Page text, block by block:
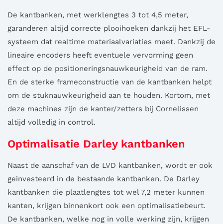
De kantbanken, met werklengtes 3 tot 4,5 meter,
garanderen altijd correcte plooihoeken dankzij het EFL-
systeem dat realtime materiaalvariaties meet. Dankzij de
lineaire encoders heeft eventuele vervorming geen
effect op de positioneringsnauwkeurigheid van de ram.
En de sterke frameconstructie van de kantbanken helpt
om de stuknauwkeurigheid aan te houden. Kortom, met
deze machines zijn de kanter/zetters bij Cornelissen
altijd volledig in control.
Optimalisatie Darley kantbanken
Naast de aanschaf van de LVD kantbanken, wordt er ook
geinvesteerd in de bestaande kantbanken. De Darley
kantbanken die plaatlengtes tot wel 7,2 meter kunnen
kanten, krijgen binnenkort ook een optimalisatiebeurt.
De kantbanken, welke nog in volle werking zijn, krijgen